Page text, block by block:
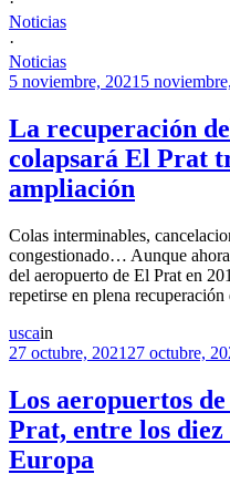
Noticias
·
Noticias
5 noviembre, 2021 5
La recuperación
colapsará El Prat
ampliación
Colas interminables,
congestionado… Aunque
del aeropuerto de El Prat en
repetirse en plena
uscain
27 octubre, 2021 27 octubre,
Los aeropuertos
Prat, entre los
Europa